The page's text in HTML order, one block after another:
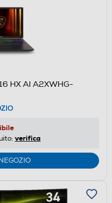
HX AI A2XWHG-
verifica